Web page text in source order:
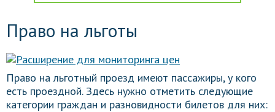
Право на льготы
Право на льготный проезд имеют пассажиры, у кого
есть проездной. Здесь нужно отметить следующие
категории граждан и разновидности билетов для них: